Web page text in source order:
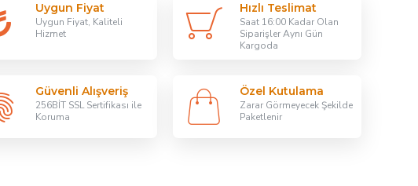
Uygun Fiyat
Uygun Fiyat, Kaliteli
Hizmet
Hızlı Teslimat
Saat 16:00 Kadar Olan
Siparişler Aynı Gün
Kargoda
Güvenli Alışveriş
256BİT SSL Sertifikası ile
Koruma
Özel Kutulama
Zarar Görmeyecek Şekilde
Paketlenir